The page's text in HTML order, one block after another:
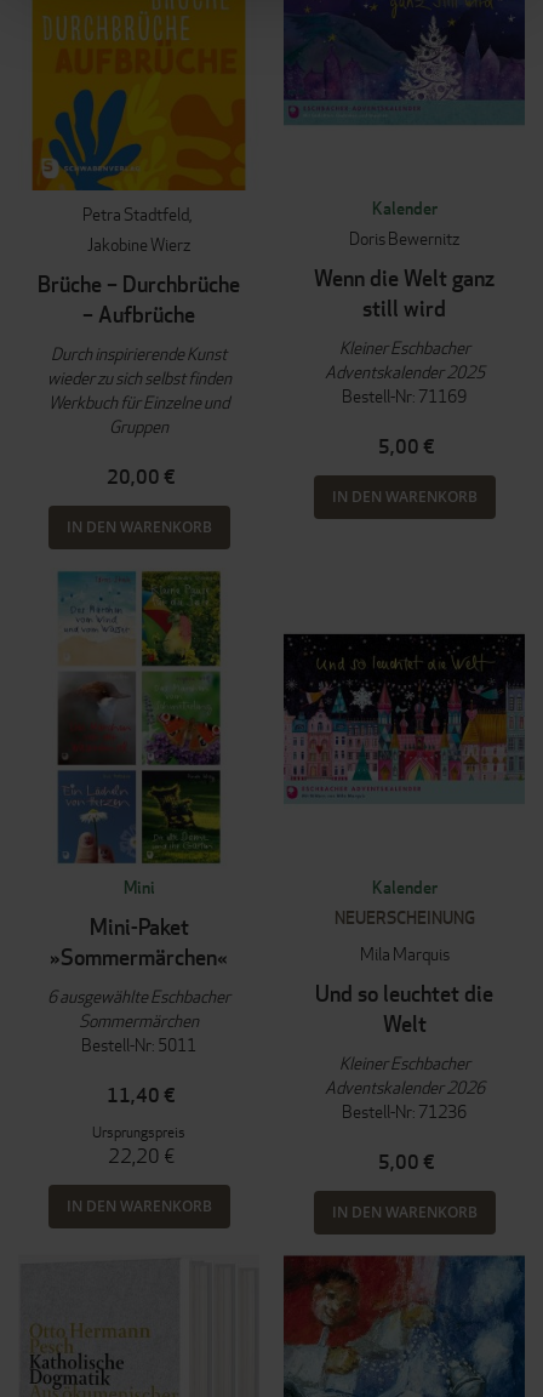
Petra Stadtfeld
Jakobine Wierz
Brüche – Durchbrüche
– Aufbrüche
Durch inspirierende Kunst
wieder zu sich selbst finden
Werkbuch für Einzelne und
Gruppen
20,00 €
IN DEN WARENKORB
Kalender
Doris Bewernitz
Wenn die Welt ganz
still wird
Kleiner Eschbacher
Adventskalender 2025
Bestell-Nr: 71169
5,00 €
IN DEN WARENKORB
Mini
Mini-Paket
»Sommermärchen«
6 ausgewählte Eschbacher
Sommermärchen
Bestell-Nr: 5011
11,40 €
Ursprungspreis
22,20 €
IN DEN WARENKORB
Kalender
NEUERSCHEINUNG
Mila Marquis
Und so leuchtet die
Welt
Kleiner Eschbacher
Adventskalender 2026
Bestell-Nr: 71236
5,00 €
IN DEN WARENKORB